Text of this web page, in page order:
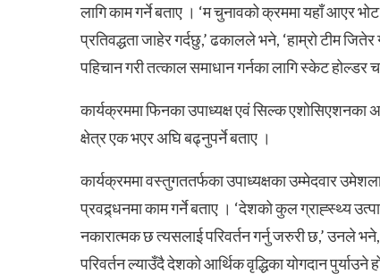
लागि काम गर्ने बताए । ‘म चुनावको क्रममा यहाँ आएर
प्रतिवद्धता जाहेर गर्दछु,’ ढकालले भने, ‘हाम्रो टीम
पहिचान गरी तत्काल समाधान गर्नका लागि स्केट
कार्यक्रममा फिनका उपाध्यक्ष एवं सिल्क एशोसिएशनका
क्षेत्र एक भएर अघि बढ्नुपर्ने बताए ।
कार्यक्रममा वस्तुगततर्फका उपाध्यक्षका उम्मेदवार
प्रवद्र्धनमा काम गर्ने बताए । ‘देशको कुल ग्राह्स्थ्य
नकारात्मक छ त्यसलाई परिवर्तन गर्नु जरुरी छ,’ उनले
परिवर्तन ल्याउँदै देशको आर्थिक वृद्धिका योगदान